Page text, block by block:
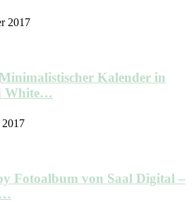
2017
Kalender in
White…
2017
Fotoalbum von Saal Digital –